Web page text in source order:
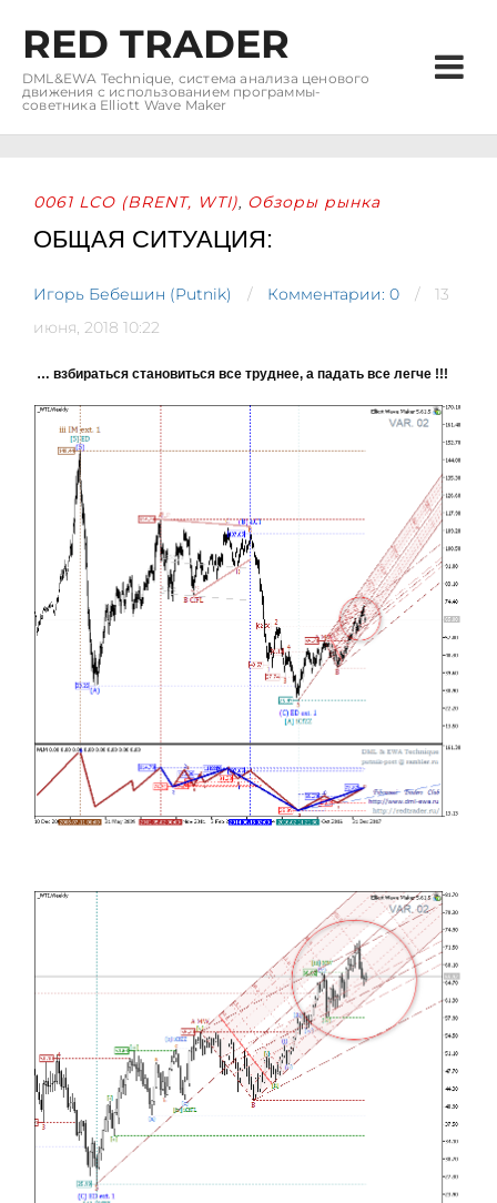
RED TRADER
DML&EWA Technique, система анализа ценового
движения с использованием программы-
советника Elliott Wave Maker
0061 LCO (BRENT, WTI), Обзоры рынка
ОБЩАЯ СИТУАЦИЯ:
Игорь Бебешин (Putnik) Комментарии: 0
13
июня, 2018 10:22
… взбираться становиться все труднее, а падать все легче !!!